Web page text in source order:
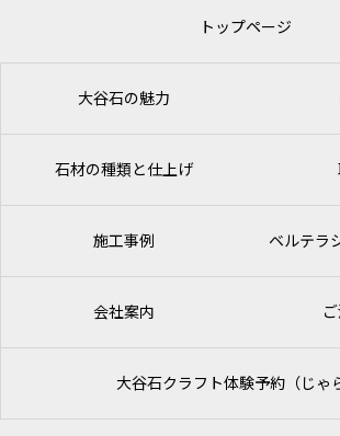
トップページ
大谷石の魅力
石材の種類と仕上げ
施工事例 ベルテラ
会社案内
大谷石クラフト体験予約（じゃ